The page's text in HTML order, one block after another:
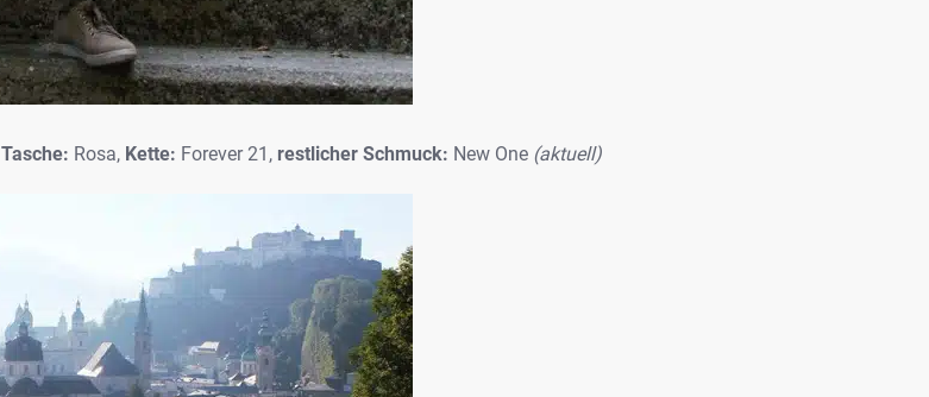
Tasche: Rosa, Kette: Forever 21, restlicher Schmuck: New One (aktuell)